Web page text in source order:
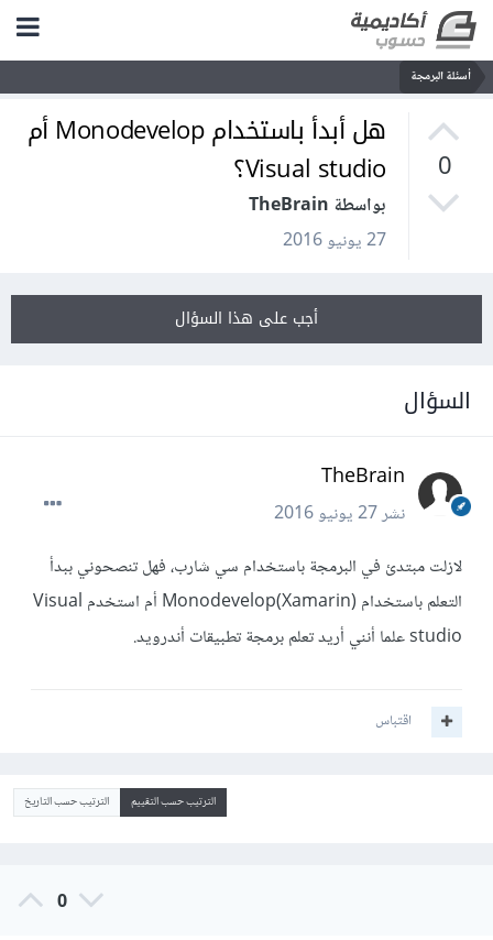
أسئلة البرمجة
0
هل أبدأ باستخدام Monodevelop أم
Visual studio؟
بواسطة TheBrain
27 يونيو 2016
أجب على هذا السؤال
السؤال
TheBrain
نشر27 يونيو 2016
لازلت مبتدئ في البرمجة باستخدام سي شارب، فهل تنصحوني ببدأ
التعلم باستخدام Monodevelop(Xamarin) أم استخدم Visual
studio علما أنني أريد تعلم برمجة تطبيقات أندرويد.
اقتباس
الترتيب حسب التقييم الترتيب حسب التاريخ
0